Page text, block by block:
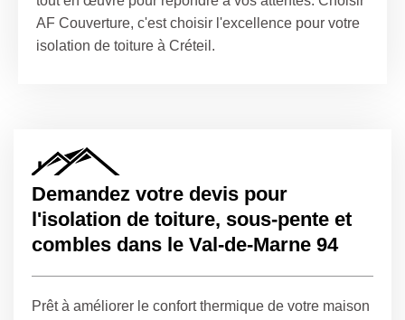
AF Couverture, c'est choisir l'excellence pour votre
isolation de toiture à Créteil.
Demandez votre devis pour
l'isolation de toiture, sous-pente et
combles dans le Val-de-Marne 94
Prêt à améliorer le confort thermique de votre maison